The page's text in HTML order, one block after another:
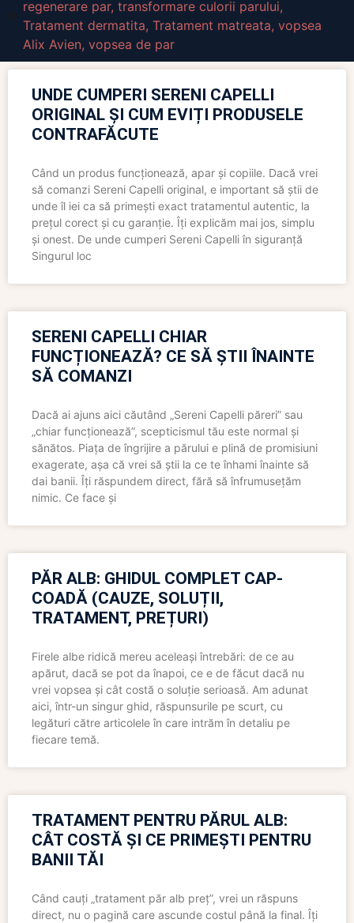
regenerare par, transformare culorii parului,
Tratament dermatita, Tratament matreata, vopsea
Alix Avien, vopsea de par
UNDE CUMPERI SERENI CAPELLI
ORIGINAL ȘI CUM EVIȚI PRODUSELE
CONTRAFĂCUTE
Când un produs funcționează, apar și copiile. Dacă vrei
să comanzi Sereni Capelli original, e important să știi de
unde îl iei ca să primești exact tratamentul autentic, la
prețul corect și cu garanție. Îți explicăm mai jos, simplu
și onest. De unde cumperi Sereni Capelli în siguranță
Singurul loc
SERENI CAPELLI CHIAR
FUNCȚIONEAZĂ? CE SĂ ȘTII ÎNAINTE
SĂ COMANZI
Dacă ai ajuns aici căutând „Sereni Capelli păreri” sau
„chiar funcționează”, scepticismul tău este normal și
sănătos. Piața de îngrijire a părului e plină de promisiuni
exagerate, așa că vrei să știi la ce te înhami înainte să
dai banii. Îți răspundem direct, fără să înfrumusețăm
nimic. Ce face și
PĂR ALB: GHIDUL COMPLET CAP-
COADĂ (CAUZE, SOLUȚII,
TRATAMENT, PREȚURI)
Firele albe ridică mereu aceleași întrebări: de ce au
apărut, dacă se pot da înapoi, ce e de făcut dacă nu
vrei vopsea și cât costă o soluție serioasă. Am adunat
aici, într-un singur ghid, răspunsurile pe scurt, cu
legături către articolele în care intrăm în detaliu pe
fiecare temă.
TRATAMENT PENTRU PĂRUL ALB:
CÂT COSTĂ ȘI CE PRIMEȘTI PENTRU
BANII TĂI
Când cauți „tratament păr alb preț”, vrei un răspuns
direct, nu o pagină care ascunde costul până la final. Îți